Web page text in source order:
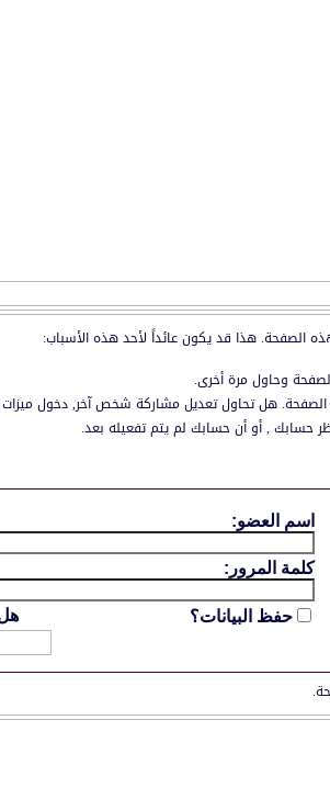
الصفحة. هذا قد يكون عائداً لأحد هذه الأسباب:
وحاول مرة أخرى.
هل تحاول تعديل مشاركة شخص آخر, دخول ميزات
حسابك , أو أن حسابك لم يتم تفعيله بعد.
اسم العضو:
كلمة المرور:
حفظ البيانات؟